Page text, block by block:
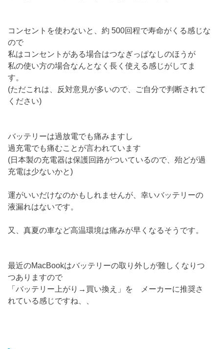
コンセントを使わないと、約 500回程で寿命がくる感じな
ので
私はコンセントがある場合はつなぎっぱなしのほうが
私の使い方の場合なんとなく長く使える感じがしてま
す。
(ただこれは、反対意見が多いので、ご自分で判断されて
ください)
バッテリーは過放電でも痛みますし
過充電でも痛むことが言われています
(日本製の充電器は保護回路がついているので、殆どが過
充電は少ないかと)
運がいいだけなのかもしれませんが、幸いバッテリーの
液漏れはないです。
又、真夏の車など高温環境は痛みが早くなるそうです。
最近のMacBookはバッテリーの取り外しが難しくなりつ
つありますので
「バッテリー上がり→買い換え」を メーカーに推奨さ
れている感じですね、、